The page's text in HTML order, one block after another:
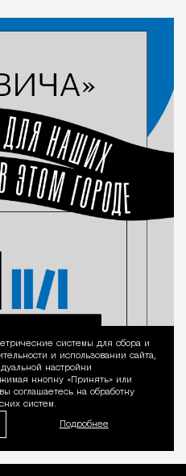
Уведомление
системы для сбора и
и использовании сайта,
настройки
кнопку «Принять» или
соглашаетесь на обработку
систем.
Подробнее